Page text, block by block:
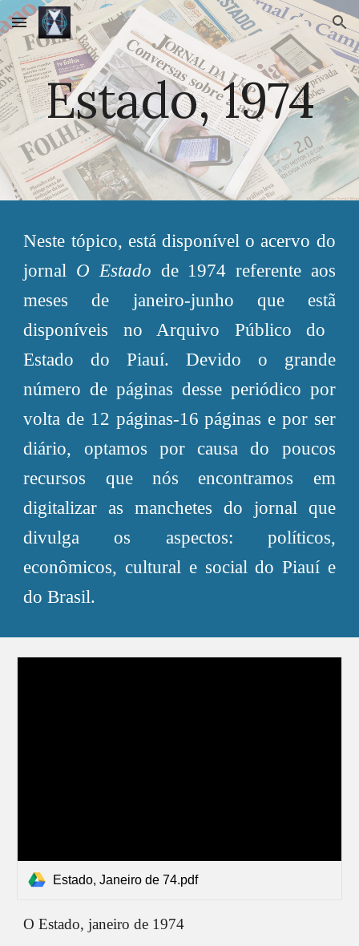
Skip to main content Skip to navigation
Estado, 1974
Neste tópico, está disponível o acervo do
jornal O Estado de 1974 referente aos
meses de janeiro-junho que estã
disponíveis no Arquivo Público do
Estado do Piauí. Devido o grande
número de páginas desse periódico por
volta de 12 páginas-16 páginas e por ser
diário, optamos por causa do poucos
recursos que nós encontramos em
digitalizar as manchetes do jornal que
divulga os aspectos: políticos,
econômicos, cultural e social do Piauí e
do Brasil.
Estado, Janeiro de 74.pdf
O Estado, janeiro de 1974